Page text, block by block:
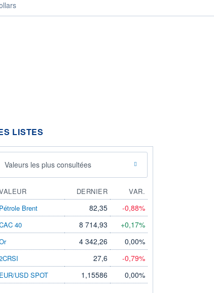
LISTES
Valeurs les plus consultées
DERNIER
VAR.
Pétrole Brent
82,35 -0,88%
40 8 714,93 +0,17%
4 342,26 0,00%
27,6 -0,79%
EUR/USD SPOT 1,15586 0,00%